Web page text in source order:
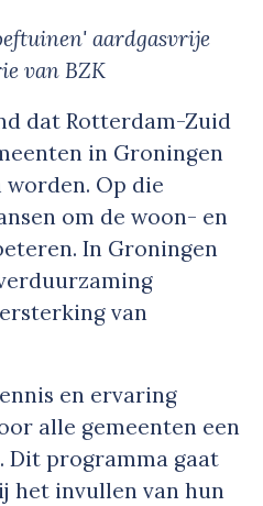
aardgasvrije
van BZK
dat Rotterdam-Zuid
in Groningen
worden. Op die
om de woon- en
In Groningen
van
en ervaring
alle gemeenten een
Dit programma gaat
het invullen van hun